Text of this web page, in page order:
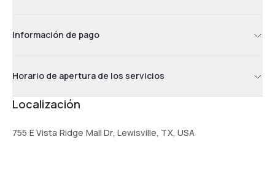
Información de pago
Horario de apertura de los servicios
Localización
755 E Vista Ridge Mall Dr, Lewisville, TX, USA